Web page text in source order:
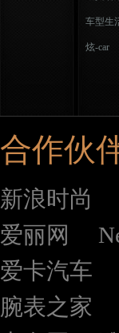
车型生
炫-car
合作伙
新浪时尚
爱丽网
爱卡汽车
腕表之家